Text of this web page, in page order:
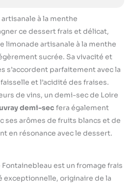
à la menthe
ce dessert frais et délicat,
limonade artisanale à la menthe
sucrée. Sa vivacité et
s’accordent parfaitement avec la
et l’acidité des fraises.
de vins, un demi-sec de Loire
demi-sec fera également
ses arômes de fruits blancs et de
en résonance avec le dessert.
Fontainebleau est un fromage frais
exceptionnelle, originaire de la